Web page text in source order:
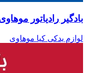
بادگیر رادیاتور
لوازم یدکی کیا موهاوی